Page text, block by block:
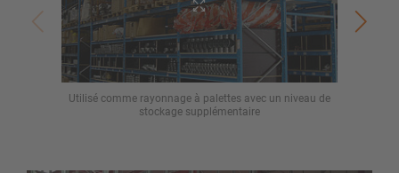
Utilisé comme rayonnage à palettes avec un niveau de
stockage supplémentaire